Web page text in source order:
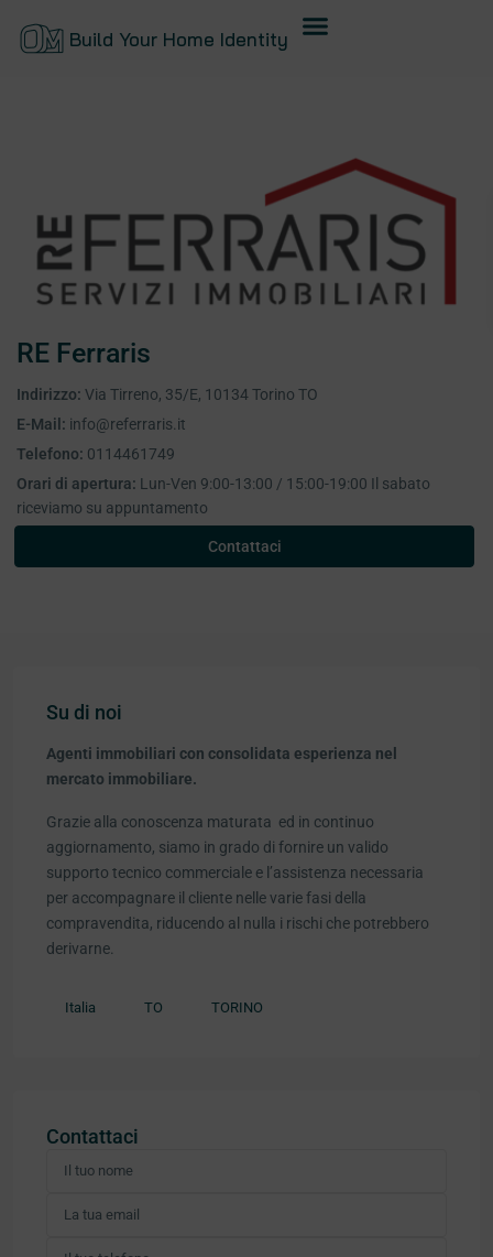
Build Your Home Identity
RE Ferraris
Indirizzo: Via Tirreno, 35/E, 10134 Torino TO
E-Mail: info@referraris.it
Telefono: 0114461749
Orari di apertura: Lun-Ven 9:00-13:00 / 15:00-19:00 Il sabato
riceviamo su appuntamento
Contattaci
Su di noi
Agenti immobiliari con consolidata esperienza nel
mercato immobiliare.
Grazie alla conoscenza maturata ed in continuo
aggiornamento, siamo in grado di fornire un valido
supporto tecnico commerciale e l’assistenza necessaria
per accompagnare il cliente nelle varie fasi della
compravendita, riducendo al nulla i rischi che potrebbero
derivarne.
Italia TO TORINO
Contattaci